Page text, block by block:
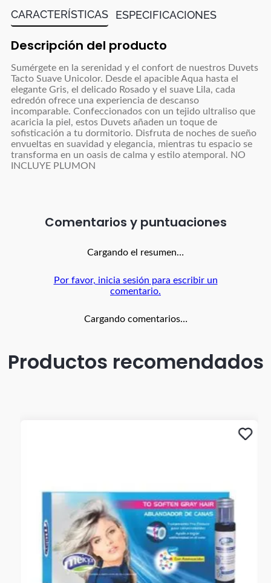
CARACTERÍSTICAS
ESPECIFICACIONES
Descripción del producto
Sumérgete en la serenidad y el confort de nuestros Duvets
Tacto Suave Unicolor. Desde el apacible Aqua hasta el
elegante Gris, el delicado Rosado y el suave Lila, cada
edredón ofrece una experiencia de descanso
incomparable. Confeccionados con un tejido ultraliso que
acaricia la piel, estos Duvets añaden un toque de
sofisticación a tu dormitorio. Disfruta de noches de sueño
envueltas en suavidad y elegancia, mientras tu espacio se
transforma en un oasis de calma y estilo atemporal. NO
INCLUYE PLUMON
Comentarios
Cargando el resumen…
Por favor, inicia sesión para escribir un
comentario.
Cargando comentarios…
Productos recomendados